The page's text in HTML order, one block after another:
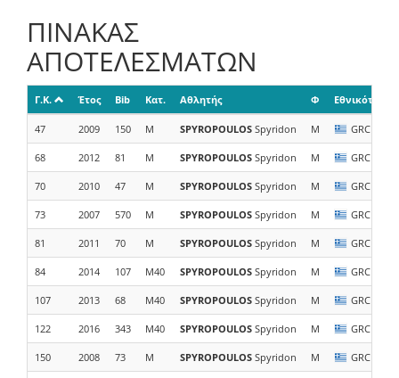
ΠΙΝΑΚΑΣ
ΑΠΟΤΕΛΕΣΜΑΤΩΝ
Γ.Κ. Έτος Bib Κατ. Αθλητής Φ Εθνικότητα
47 2009 150 M SPYROPOULOS Spyridon M GRC
68 2012 81 M SPYROPOULOS Spyridon M GRC
70 2010 47 M SPYROPOULOS Spyridon M GRC
73 2007 570 M SPYROPOULOS Spyridon M GRC
81 2011 70 M SPYROPOULOS Spyridon M GRC
84 2014 107 M40 SPYROPOULOS Spyridon M GRC
107 2013 68 M40 SPYROPOULOS Spyridon M GRC
122 2016 343 M40 SPYROPOULOS Spyridon M GRC
150 2008 73 M SPYROPOULOS Spyridon M GRC